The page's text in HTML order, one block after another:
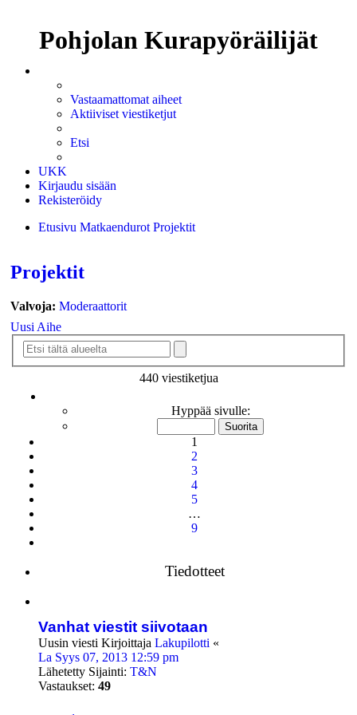
Pohjolan Kurapyöräilijät
Vastaamattomat aiheet
Aktiiviset viestiketjut
Etsi
UKK
Kirjaudu sisään
Rekisteröidy
Etusivu Matkaendurot Projektit
Projektit
Valvoja: Moderaattorit
Uusi Aihe
440 viestiketjua
1/9
Hyppää sivulle:
1
2
3
4
5
…
9
Tiedotteet
Vanhat viestit siivotaan
Uusin viesti Kirjoittaja Lakupilotti «
La Syys 07, 2013 12:59 pm
Lähetetty Sijainti: T&N
Vastaukset: 49